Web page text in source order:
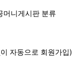
머니게시판 분류
자동으로 회원가입)